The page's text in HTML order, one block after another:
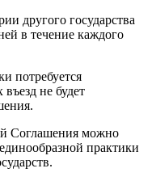
другого государства
в течение каждого
потребуется
не будет
Соглашения можно
практики